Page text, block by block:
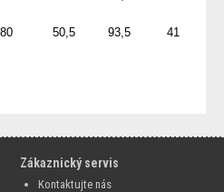
50,5 93,5 41
Zákaznický servis
Kontaktujte nás